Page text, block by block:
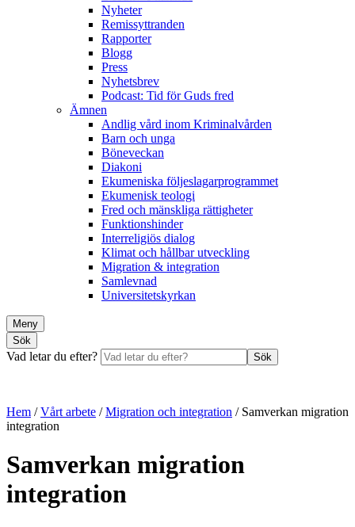
Nyheter
Remissyttranden
Rapporter
Blogg
Press
Nyhetsbrev
Podcast: Tid för Guds fred
Ämnen
Andlig vård inom Kriminalvården
Barn och unga
Böneveckan
Diakoni
Ekumeniska följeslagarprogrammet
Ekumenisk teologi
Fred och mänskliga rättigheter
Funktionshinder
Interreligiös dialog
Klimat och hållbar utveckling
Migration & integration
Samlevnad
Universitetskyrkan
Meny
Sök
Vad letar du efter? Sök
Hem /Vårt arbete /Migration och integration / Samverkan migration
integration
Samverkan migration
integration